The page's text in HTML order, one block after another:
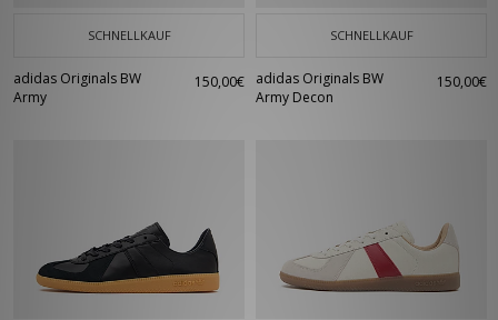
SCHNELLKAUF
adidas Originals BW
Army
150,00€
SCHNELLKAUF
adidas Originals BW
Army Decon
150,00€